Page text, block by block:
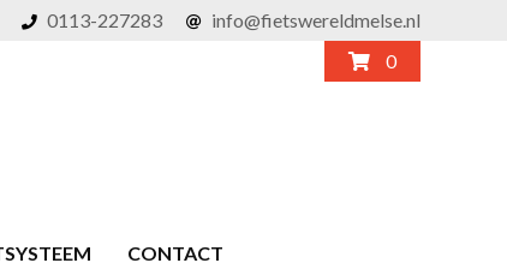
0113-227283
info@fietswereldmelse.nl
0
CONTACT